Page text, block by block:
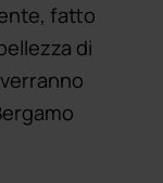
fatto
di